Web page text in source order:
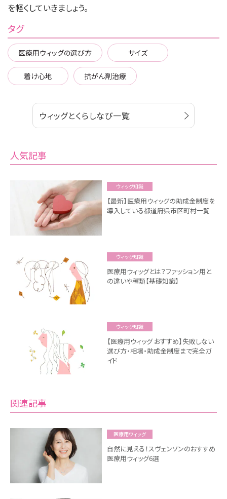
を軽くしていきましょう。
タグ
医療用ウィッグの選び方 サイズ
着け心地 抗がん剤治療
ウィッグとくらしなび一覧
人気記事
ウィッグ知識
【最新】医療用ウィッグの助成金制度を
導入している都道府県市区町村一覧
ウィッグ知識
医療用ウィッグとは？ファッション用と
の違いや種類【基礎知識】
ウィッグ知識
【医療用ウィッグ おすすめ】失敗しない
選び方・相場・助成金制度まで完全ガ
イド
関連記事
医療用ウィッグ
自然に見える！スヴェンソンのおすすめ
医療用ウィッグ6選